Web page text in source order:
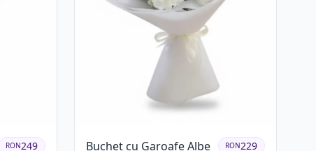
RON249 Buchet cu Garoafe Albe RON229